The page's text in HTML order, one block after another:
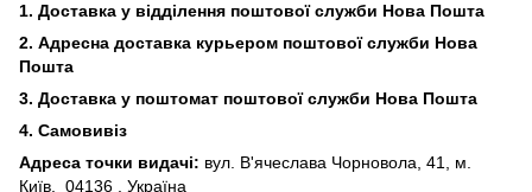
1. Доставка у відділення поштової служби Нова Пошта
2. Адресна доставка курьером поштової служби Нова
Пошта
3. Доставка у поштомат поштової служби Нова Пошта
4. Самовивіз
Адреса точки видачі: вул. В'ячеслава Чорновола, 41, м.
Київ, 04136 , Україна